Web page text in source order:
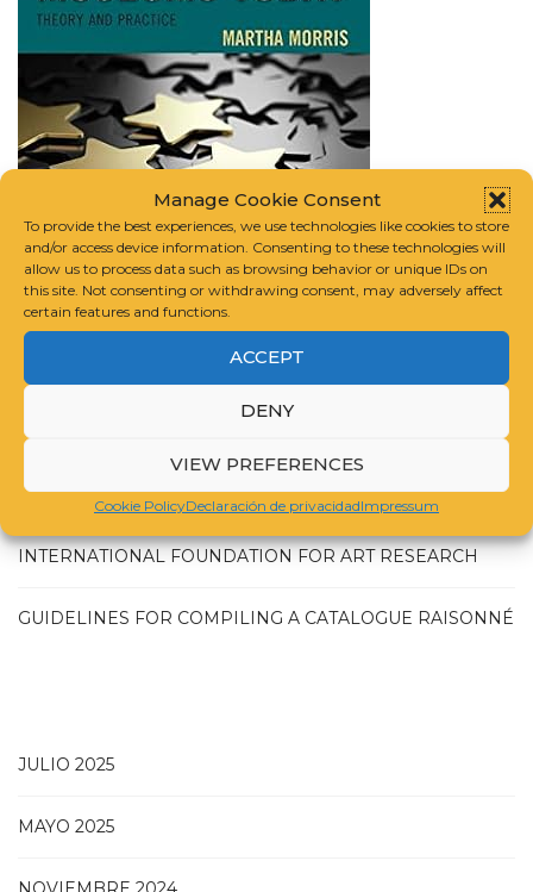
Manage Cookie Consent
To provide the best experiences, we use technologies like cookies to store
and/or access device information. Consenting to these technologies will
allow us to process data such as browsing behavior or unique IDs on
this site. Not consenting or withdrawing consent, may adversely affect
certain features and functions.
ACCEPT
DENY
VIEW PREFERENCES
Cookie PolicyDeclaración de privacidadImpressum
Leading Museums Today: Theory and Practice| AD |
CommissionsEarned
CATALOGS RESOURCES | CATÁLOGOS
RECURSOS
CATALOGUE RAISONNÉ SCHOLARS ASSOCIATION
INTERNATIONAL FOUNDATION FOR ART RESEARCH
GUIDELINES FOR COMPILING A CATALOGUE RAISONNÉ
JULIO 2025
MAYO 2025